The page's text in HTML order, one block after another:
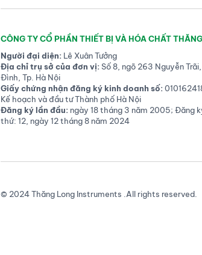
CÔNG TY CỔ PHẦN THIẾT BỊ VÀ HÓA CHẤT
Người đại diện:Lê Xuân Tưởng
Địa chỉ trụ sở của đơn vị:Số 8, ngõ 263 Nguyễn
Đình, Tp. Hà Nội
Giấy chứng nhận đăng ký kinh doanh số:
Kế hoạch và đầu tư Thành phố Hà Nội
Đăng ký lần đầu:ngày 18 tháng 3 năm 2005; Đăng
thứ: 12, ngày 12 tháng 8 năm 2024
© 2024 Thăng Long Instruments .All rights reserved.